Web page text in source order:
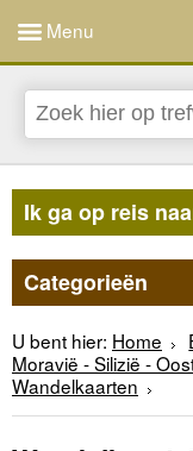
Menu
Ik ga op reis
Categorieën
U bent hier: Home
Moravië - Silizië -
Wandelkaarten